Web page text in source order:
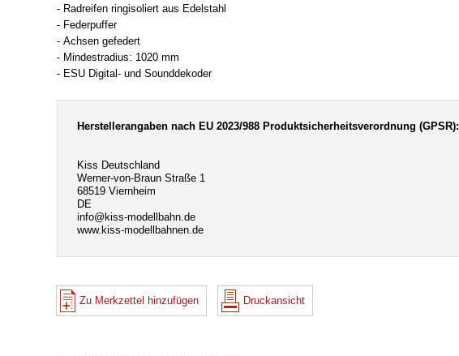
- Radreifen ringisoliert aus Edelstahl
- Federpuffer
- Achsen gefedert
- Mindestradius: 1020 mm
- ESU Digital- und Sounddekoder
Herstellerangaben nach EU 2023/988 Produktsicherheitsverordnung (GPSR):
Kiss Deutschland
Werner-von-Braun Straße 1
68519 Viernheim
DE
info@kiss-modellbahn.de
www.kiss-modellbahnen.de
Zu Merkzettel hinzufügen Druckansicht